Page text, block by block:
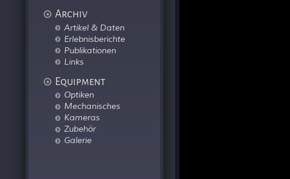
Archiv
Artikel & Daten
Erlebnisberichte
Publikationen
Links
Equipment
Optiken
Mechanisches
Kameras
Zubehör
Galerie